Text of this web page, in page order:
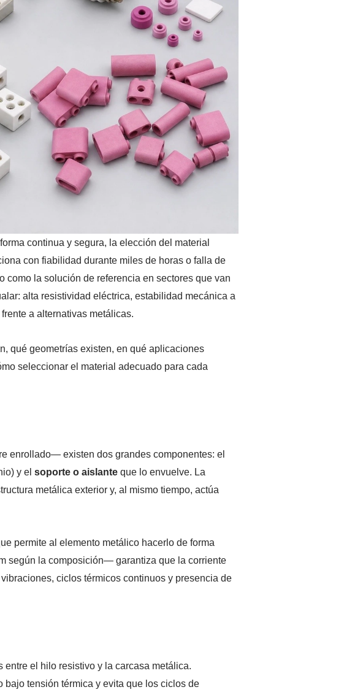
continua y segura, la elección del material
con fiabilidad durante miles de horas o falla de
como la solución de referencia en sectores que van
alta resistividad eléctrica, estabilidad mecánica a
a alternativas metálicas.
qué geometrías existen, en qué aplicaciones
seleccionar el material adecuado para cada
enrollado— existen dos grandes componentes: el
y el soporte o aislante que lo envuelve. La
metálica exterior y, al mismo tiempo, actúa
permite al elemento metálico hacerlo de forma
según la composición— garantiza que la corriente
ciclos térmicos continuos y presencia de
el hilo resistivo y la carcasa metálica.
tensión térmica y evita que los ciclos de